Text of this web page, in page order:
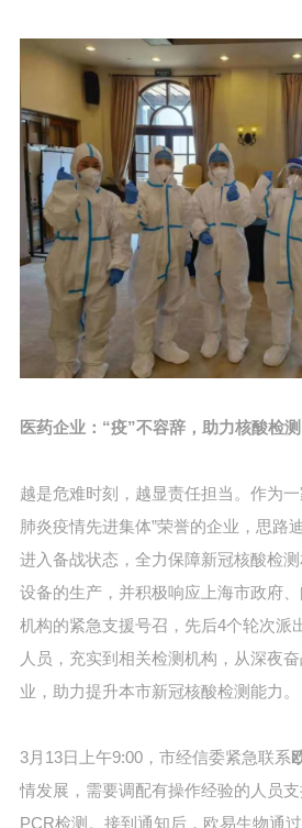
医药企业：“疫”不容辞，助力核酸检测
越是危难时刻，越显责任担当。作为
肺炎疫情先进集体”荣誉的企业，思路
进入备战状态，全力保障新冠核酸检
设备的生产，并积极响应上海市政府
机构的紧急支援号召，先后4个轮次派
人员，充实到相关检测机构，从深夜
业，助力提升本市新冠核酸检测能力。
3月13日上午9:00，市经信委紧急联系
情发展，需要调配有操作经验的人员
PCR检测。接到通知后，欧易生物通